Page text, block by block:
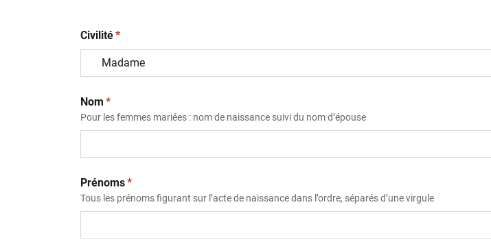
Civilité(obligatoire)
*
Nom (obligatoire)
*
Pour les femmes mariées : nom de naissance suivi du nom d’épouse
Prénoms(obligatoire)
*
Tous les prénoms figurant sur l’acte de naissance dans l’ordre, séparés d’une virgule